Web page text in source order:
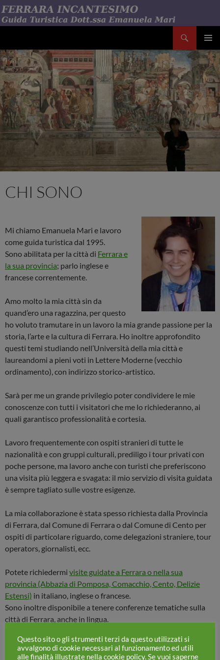
Vai
al
contenuto
MENU
CHI SONO
Mi chiamo Emanuela Mari e lavoro
come guida turistica dal 1995.
Sono abilitata per la città di Ferrara e
la sua provincia; parlo inglese e
francese correntemente.
Amo molto la mia città sin da
quand’ero una ragazzina, per questo
ho voluto tramutare in un lavoro la mia grande passione per la
storia, l’arte e la cultura di Ferrara. Ho inoltre approfondito
questi temi studiando nell’Università della mia città e
laureandomi a pieni voti in Lettere Moderne (vecchio
ordinamento), con indirizzo storico-artistico.
Sarà per me un grande privilegio poter condividere le mie
conoscenze con tutti i visitatori che me lo richiederanno, ai
quali garantisco professionalità e cortesia.
Lavoro frequentemente con ospiti stranieri di tutte le
nazionalità e con gruppi culturali, prediligo i tour privati con
poche persone, ma lavoro anche con turisti che preferiscono
una visita più leggera e svagata: il mio servizio di visita guidata
è sempre tagliato sulle vostre esigenze.
La mia collaborazione è stata spesso richiesta dalla Provincia
di Ferrara, dal Comune di Ferrara o dal Comune di Cento per
ospiti di particolare riguardo, come delegazioni straniere, tour
operators, giornalisti, ecc.
Potete richiedermi visite guidate a Ferrara o nella sua
provincia (Abbazia di Pomposa, Comacchio, Cento, Delizie
Estensi) in italiano, inglese o francese.
Sono inoltre disponibile a tenere conferenze tematiche sulla
città di Ferrara, anche in lingua.
Venite a conoscere con me la magia di Ferrara!
Questo sito o gli strumenti terzi da questo utilizzati si
avvalgono di cookie necessari al funzionamento ed utili
alle finalità illustrate nella cookie policy. Se vuoi saperne